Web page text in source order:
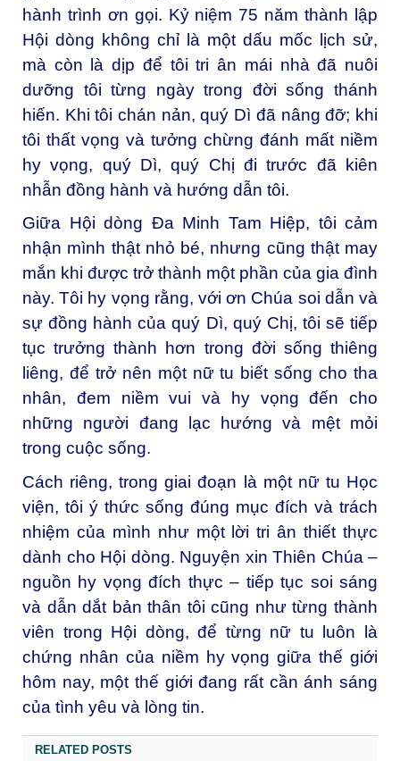
hành trình ơn gọi. Kỷ niệm 75 năm thành lập
Hội dòng không chỉ là một dấu mốc lịch sử,
mà còn là dịp để tôi tri ân mái nhà đã nuôi
dưỡng tôi từng ngày trong đời sống thánh
hiến. Khi tôi chán nản, quý Dì đã nâng đỡ; khi
tôi thất vọng và tưởng chừng đánh mất niềm
hy vọng, quý Dì, quý Chị đi trước đã kiên
nhẫn đồng hành và hướng dẫn tôi.
Giữa Hội dòng Đa Minh Tam Hiệp, tôi cảm
nhận mình thật nhỏ bé, nhưng cũng thật may
mắn khi được trở thành một phần của gia đình
này. Tôi hy vọng rằng, với ơn Chúa soi dẫn và
sự đồng hành của quý Dì, quý Chị, tôi sẽ tiếp
tục trưởng thành hơn trong đời sống thiêng
liêng, để trở nên một nữ tu biết sống cho tha
nhân, đem niềm vui và hy vọng đến cho
những người đang lạc hướng và mệt mỏi
trong cuộc sống.
Cách riêng, trong giai đoạn là một nữ tu Học
viện, tôi ý thức sống đúng mục đích và trách
nhiệm của mình như một lời tri ân thiết thực
dành cho Hội dòng. Nguyện xin Thiên Chúa –
nguồn hy vọng đích thực – tiếp tục soi sáng
và dẫn dắt bản thân tôi cũng như từng thành
viên trong Hội dòng, để từng nữ tu luôn là
chứng nhân của niềm hy vọng giữa thế giới
hôm nay, một thế giới đang rất cần ánh sáng
của tình yêu và lòng tin.
RELATED POSTS